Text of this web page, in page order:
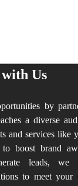
Us
by
a diverse
and services like
boost brand
leads, we
to meet your